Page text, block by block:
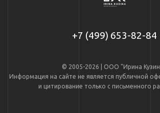
+7 (499) 653-82-84
© 2005-2026 | ООО "Ирина
Информация на сайте не является публичной
и цитирование только с письменного